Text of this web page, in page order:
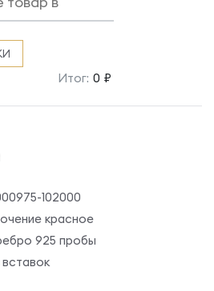
Итог: 0 ₽
102000
красное
925 пробы